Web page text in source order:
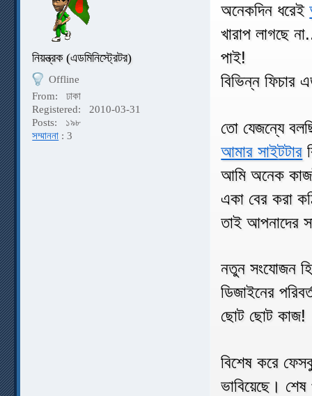
নিয়ন্ত্রক (এডমিনিস্ট্রেটর)
Offline
From:
ঢাকা
Registered:
2010-03-31
Posts:
১৯৮
সম্মাননা : 3
অনেকদিন ধরেই
খারাপ লাগছে
পাই!
বিভিন্ন ফিচার
তো যেজন্যে
আমার সাইটটার
আমি অনেক
একা বের করা
তাই আপনাদের
নতুন সংযোজন
ডিজাইনের
ছোট ছোট কাজ!
বিশেষ করে
ভাবিয়েছে।